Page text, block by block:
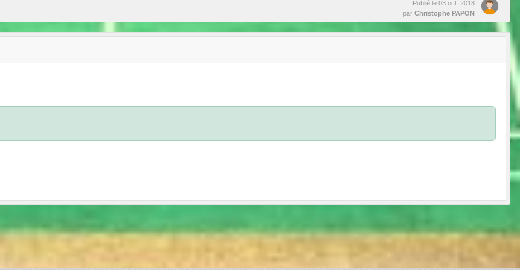
Publié le 03 oct. 2018
par Christophe PAPON